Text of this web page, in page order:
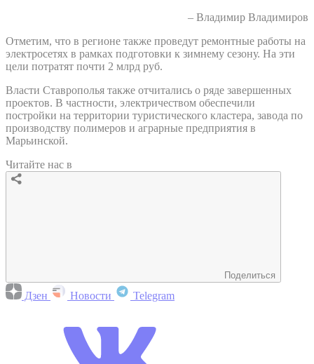
– Владимир Владимиров
Отметим, что в регионе также проведут ремонтные работы на
электросетях в рамках подготовки к зимнему сезону. На эти
цели потратят почти 2 млрд руб.
Власти Ставрополья также отчитались о ряде завершенных
проектов. В частности, электричеством обеспечили
постройки на территории туристического кластера, завода по
производству полимеров и аграрные предприятия в
Марьинской.
Читайте нас в
Поделиться
Дзен Новости Telegram